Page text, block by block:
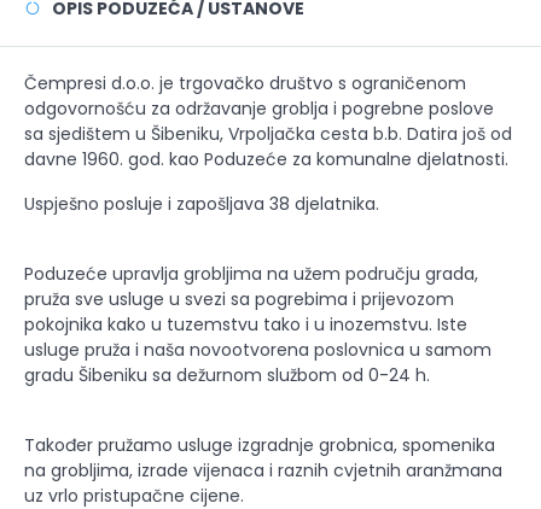
OPIS PODUZEĆA / USTANOVE
Čempresi d.o.o. je trgovačko društvo s ograničenom
odgovornošću za održavanje groblja i pogrebne poslove
sa sjedištem u Šibeniku, Vrpoljačka cesta b.b. Datira još od
davne 1960. god. kao Poduzeće za komunalne djelatnosti.
Uspješno posluje i zapošljava 38 djelatnika.
Poduzeće upravlja grobljima na užem području grada,
pruža sve usluge u svezi sa pogrebima i prijevozom
pokojnika kako u tuzemstvu tako i u inozemstvu. Iste
usluge pruža i naša novootvorena poslovnica u samom
gradu Šibeniku sa dežurnom službom od 0-24 h.
Također pružamo usluge izgradnje grobnica, spomenika
na grobljima, izrade vijenaca i raznih cvjetnih aranžmana
uz vrlo pristupačne cijene.